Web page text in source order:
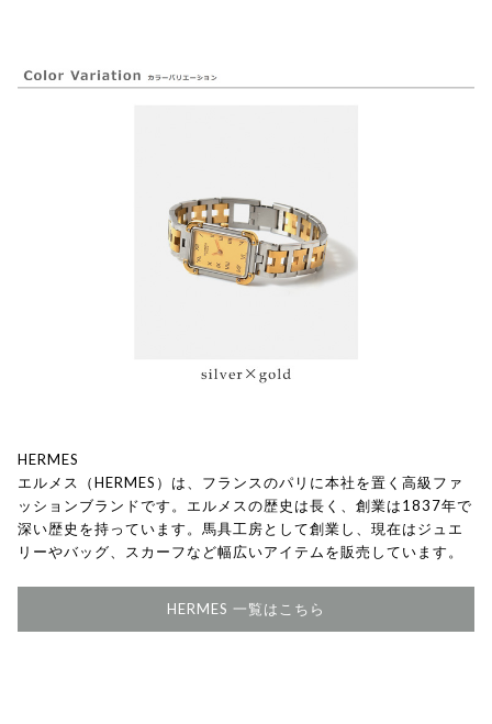
HERMES
エルメス（HERMES）は、フランスのパリに本社を置く高級ファ
ッションブランドです。エルメスの歴史は長く、創業は1837年で
深い歴史を持っています。馬具工房として創業し、現在はジュエ
リーやバッグ、スカーフなど幅広いアイテムを販売しています。
HERMES 一覧はこちら